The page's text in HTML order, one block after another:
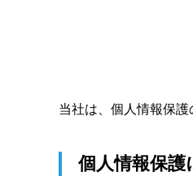
当社は、個人情報保
個人情報保